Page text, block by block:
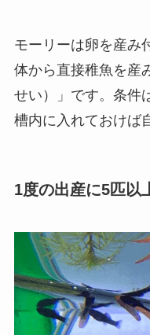
モーリーは卵を産み
体から直接稚魚を産
せい）」です。条件
槽内に入れておけば
1度の出産に5匹以